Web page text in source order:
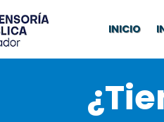
INICIO